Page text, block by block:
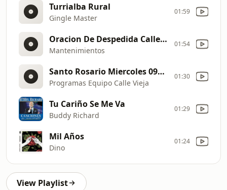
Turrialba Rural
Gingle Master
01:59
Oracion De Despedida Calle Vieja Radio
Mantenimientos
01:54
Santo Rosario Miercoles 092022
Programas Equipo Calle Vieja
01:30
Tu Cariño Se Me Va
Buddy Richard
01:29
Mil Años
Dino
01:24
View Playlist